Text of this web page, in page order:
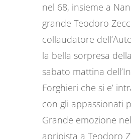
nel 68, insieme a
grande Teodoro
collaudatore
la bella sorpresa
sabato mattina
Forghieri che si e’
con gli appassionati
Grande emozione
apripista a Teodoro